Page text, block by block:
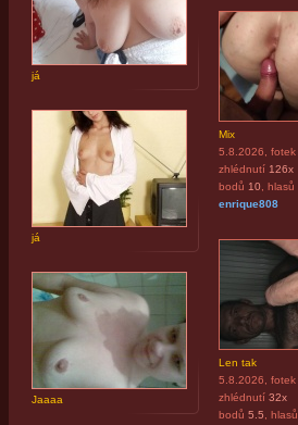
já
já
Jaaaa
Mix
5.8.2026 , fotek
zhlédnutí 126x
bodů 10, hlasů
enrique808
Len tak
5.8.2026 , fotek
zhlédnutí 32x
bodů 5.5 , hlasů